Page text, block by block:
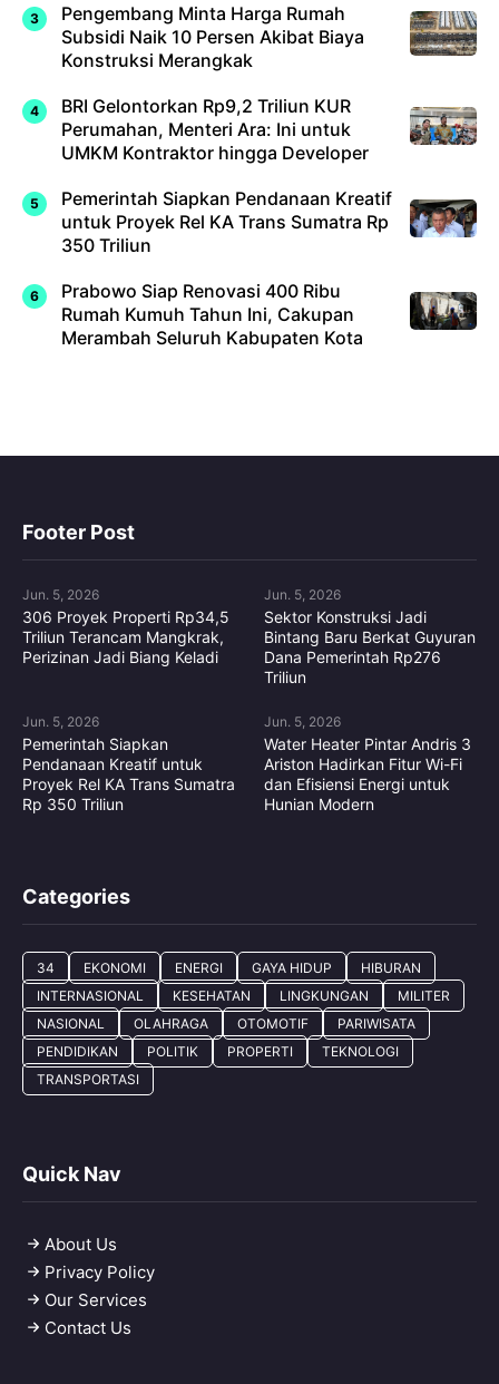
Pengembang Minta Harga Rumah
Subsidi Naik 10 Persen Akibat Biaya
Konstruksi Merangkak
BRI Gelontorkan Rp9,2 Triliun KUR
Perumahan, Menteri Ara: Ini untuk
UMKM Kontraktor hingga Developer
Pemerintah Siapkan Pendanaan Kreatif
untuk Proyek Rel KA Trans Sumatra Rp
350 Triliun
Prabowo Siap Renovasi 400 Ribu
Rumah Kumuh Tahun Ini, Cakupan
Merambah Seluruh Kabupaten Kota
Footer Post
Jun. 5, 2026
306 Proyek Properti Rp34,5
Triliun Terancam Mangkrak,
Perizinan Jadi Biang Keladi
Jun. 5, 2026
Sektor Konstruksi Jadi
Bintang Baru Berkat Guyuran
Dana Pemerintah Rp276
Triliun
Jun. 5, 2026
Pemerintah Siapkan
Pendanaan Kreatif untuk
Proyek Rel KA Trans Sumatra
Rp 350 Triliun
Jun. 5, 2026
Water Heater Pintar Andris 3
Ariston Hadirkan Fitur Wi-Fi
dan Efisiensi Energi untuk
Hunian Modern
Categories
34 EKONOMI ENERGI GAYA HIDUP
HIBURAN
INTERNASIONAL
KESEHATAN LINGKUNGAN
MILITER
NASIONAL
OLAHRAGA OTOMOTIF
PARIWISATA
PENDIDIKAN
POLITIK PROPERTI
TEKNOLOGI
TRANSPORTASI
Quick Nav
About Us
Privacy Policy
Our Services
Contact Us